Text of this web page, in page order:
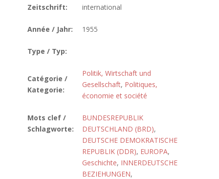
Zeitschrift:
international
Année / Jahr: 1955
Type / Typ:
Catégorie /
Kategorie:
Politik, Wirtschaft und
Gesellschaft, Politiques,
économie et société
Mots clef /
Schlagworte:
BUNDESREPUBLIK
DEUTSCHLAND (BRD),
DEUTSCHE DEMOKRATISCHE
REPUBLIK (DDR), EUROPA,
Geschichte, INNERDEUTSCHE
BEZIEHUNGEN,